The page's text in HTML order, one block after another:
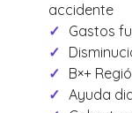
accidente
Gastos
B×+
Ayuda